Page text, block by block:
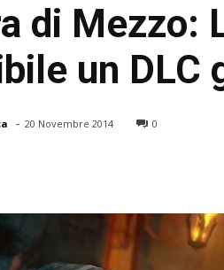
di Mezzo:
un DLC
- 20 Novembre 2014 0